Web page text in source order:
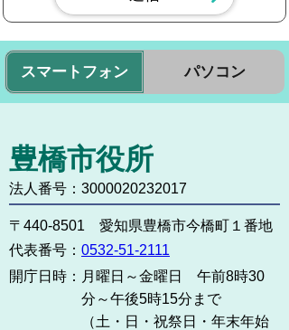
スマートフォン パソコン
豊橋市役所
法人番号：3000020232017
〒440-8501 愛知県豊橋市今橋町１番地
代表番号： 0532-51-2111
開庁日時： 月曜日～金曜日 午前8時30
分～午後5時15分まで
（土・日・祝祭日・年末年始